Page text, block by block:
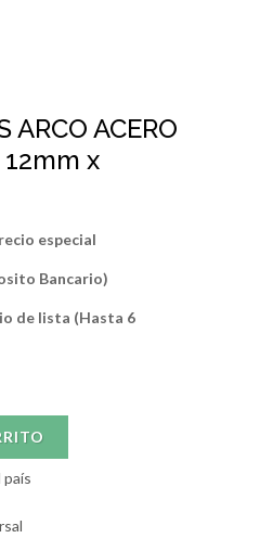
ARCO ACERO
12mm x
especial
Bancario)
de lista (Hasta 6
CARRITO
país